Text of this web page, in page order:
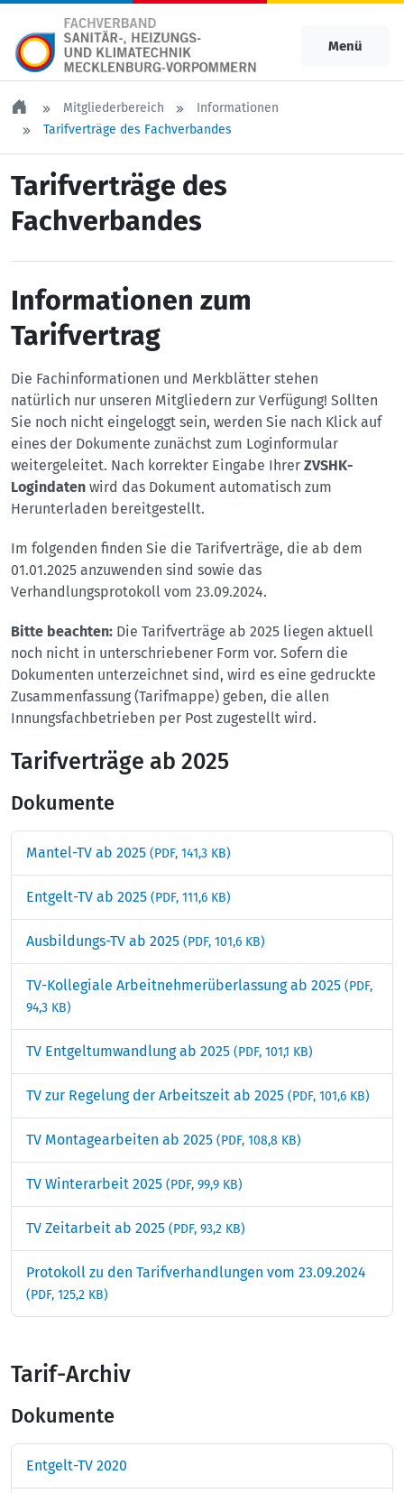
Menü
Mitgliederbereich
Informationen
Tarifverträge des Fachverbandes
Tarifverträge des
Fachverbandes
Informationen zum
Tarifvertrag
Die Fachinformationen und Merkblätter stehen
natürlich nur unseren Mitgliedern zur Verfügung! Sollten
Sie noch nicht eingeloggt sein, werden Sie nach Klick auf
eines der Dokumente zunächst zum Loginformular
weitergeleitet. Nach korrekter Eingabe Ihrer ZVSHK-
Logindaten wird das Dokument automatisch zum
Herunterladen bereitgestellt.
Im folgenden finden Sie die Tarifverträge, die ab dem
01.01.2025 anzuwenden sind sowie das
Verhandlungsprotokoll vom 23.09.2024.
Bitte beachten: Die Tarifverträge ab 2025 liegen aktuell
noch nicht in unterschriebener Form vor. Sofern die
Dokumenten unterzeichnet sind, wird es eine gedruckte
Zusammenfassung (Tarifmappe) geben, die allen
Innungsfachbetrieben per Post zugestellt wird.
Tarifverträge ab 2025
Dokumente
Mantel-TV ab 2025 (PDF, 141,3 KB)
Entgelt-TV ab 2025 (PDF, 111,6 KB)
Ausbildungs-TV ab 2025 (PDF, 101,6 KB)
TV-Kollegiale Arbeitnehmerüberlassung ab 2025 (PDF,
94,3 KB)
TV Entgeltumwandlung ab 2025 (PDF, 101,1 KB)
TV zur Regelung der Arbeitszeit ab 2025 (PDF, 101,6 KB)
TV Montagearbeiten ab 2025 (PDF, 108,8 KB)
TV Winterarbeit 2025 (PDF, 99,9 KB)
TV Zeitarbeit ab 2025 (PDF, 93,2 KB)
Protokoll zu den Tarifverhandlungen vom 23.09.2024
(PDF, 125,2 KB)
Tarif-Archiv
Dokumente
Entgelt-TV 2020